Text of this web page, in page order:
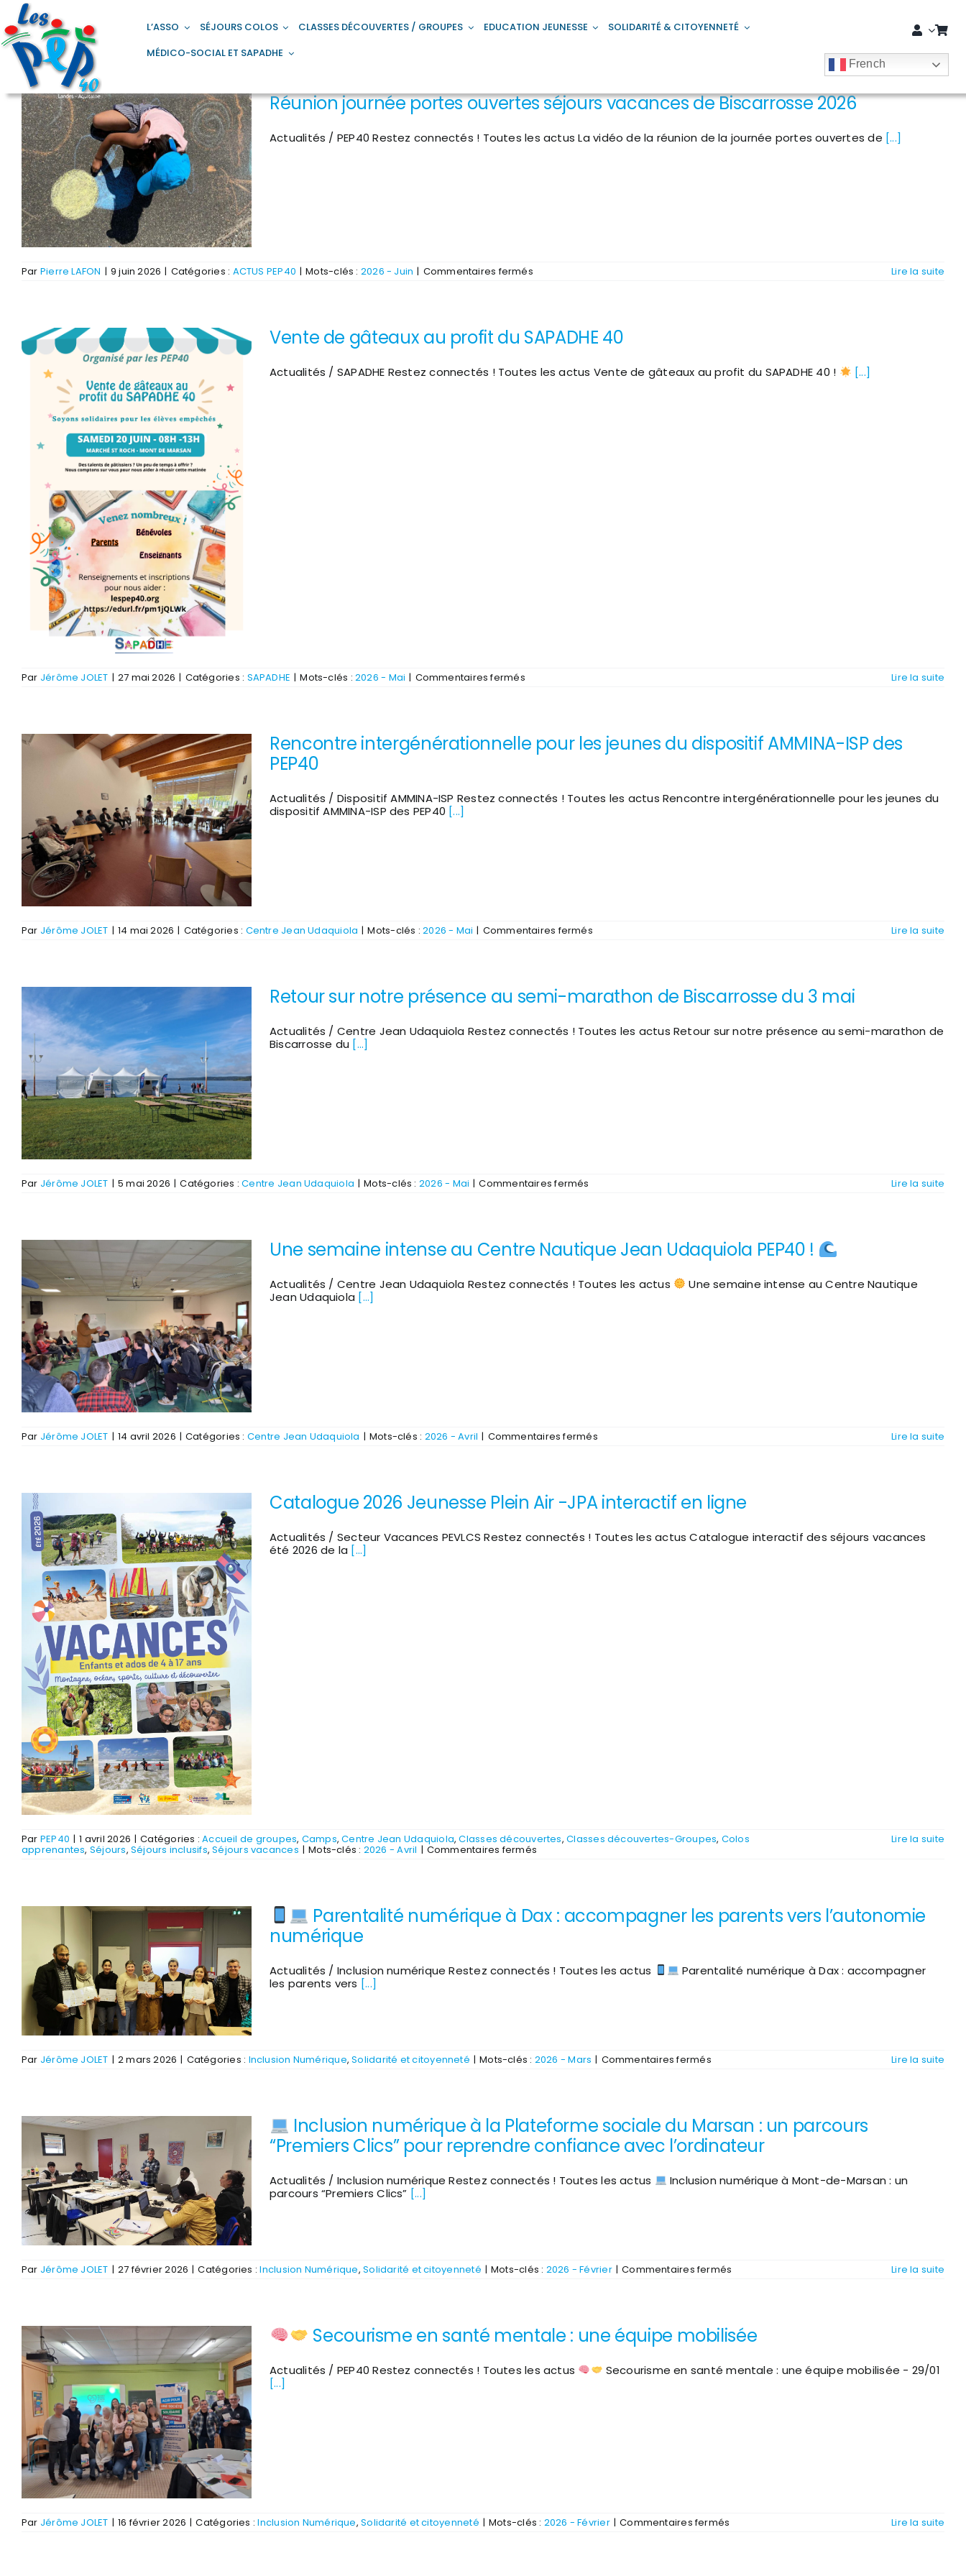
principal
Passer
contenu
L’ASSO SÉJOURS COLOS CLASSES DÉCOUVERTES / GROUPES EDUCATION JEUNESSE
SOLIDARITÉ & CITOYENNETÉ
MÉDICO-SOCIAL ET SAPADHE
French
Réunion journée portes ouvertes séjours vacances de Biscarrosse 2026
Actualités / PEP40 Restez connectés ! Toutes les actus La vidéo de la réunion de la journée portes ouvertes de [...]
Par Pierre LAFON | 9 juin 2026 | Catégories : ACTUS PEP40 | Mots-clés : 2026 - Juin | Commentaires ferméssur
vacances
de
2026
Lire la suite
Vente de gâteaux au profit du SAPADHE 40
Actualités / SAPADHE Restez connectés ! Toutes les actus Vente de gâteaux au profit du SAPADHE 40 ! [...]
Par Jérôme JOLET | 27 mai 2026 | Catégories : SAPADHE | Mots-clés :2026 - Mai | Commentaires ferméssur
du
SAPADHE
Lire la suite
Rencontre intergénérationnelle pour les jeunes du dispositif AMMINA-ISP des
PEP40
Actualités / Dispositif AMMINA-ISP Restez connectés ! Toutes les actus Rencontre intergénérationnelle pour les jeunes du
dispositif AMMINA-ISP des PEP40 [...]
Par Jérôme JOLET | 14 mai 2026 | Catégories : Centre Jean Udaquiola | Mots-clés :2026 - Mai | Commentaires ferméssur
du
dispositif
ISP
des
Lire la suite
Retour sur notre présence au semi-marathon de Biscarrosse du 3 mai
Actualités / Centre Jean Udaquiola Restez connectés ! Toutes les actus Retour sur notre présence au semi-marathon de
Biscarrosse du [...]
Par Jérôme JOLET | 5 mai 2026 | Catégories :Centre Jean Udaquiola | Mots-clés : 2026 - Mai | Commentaires fermés
semi-
marathon
Biscarrosse
du
Lire la suite
Une semaine intense au Centre Nautique Jean Udaquiola PEP40 !
Actualités / Centre Jean Udaquiola Restez connectés ! Toutes les actus
Une semaine intense au Centre Nautique
Jean Udaquiola [...]
Par Jérôme JOLET | 14 avril 2026 | Catégories : Centre Jean Udaquiola | Mots-clés : 2026 - Avril | Commentaires ferméssur
Nautique
Jean
PEP40
!
Lire la suite
Catalogue 2026 Jeunesse Plein Air -JPA interactif en ligne
Actualités / Secteur Vacances PEVLCS Restez connectés ! Toutes les actus Catalogue interactif des séjours vacances
été 2026 de la [...]
Par PEP40 | 1 avril 2026 | Catégories :Accueil de groupes, Camps,Centre Jean Udaquiola,Classes découvertes,Classes découvertes-Groupes, Colos
apprenantes, Séjours, Séjours inclusifs,Séjours vacances | Mots-clés : 2026 - Avril | Commentaires fermés
-
JPA
Lire la suite
Parentalité numérique à Dax : accompagner les parents vers l’autonomie
numérique
Actualités / Inclusion numérique Restez connectés ! Toutes les actus
Parentalité numérique à Dax : accompagner
les parents vers [...]
Par Jérôme JOLET | 2 mars 2026 | Catégories : Inclusion Numérique,Solidarité et citoyenneté | Mots-clés : 2026 - Mars | Commentaires ferméssur
Dax
:
accompagner
les
vers
l’autonomie
Lire la suite
Inclusion numérique à la Plateforme sociale du Marsan : un parcours
“Premiers Clics” pour reprendre confiance avec l’ordinateur
Actualités / Inclusion numérique Restez connectés ! Toutes les actus
Inclusion numérique à Mont-de-Marsan : un
parcours “Premiers Clics” [...]
Par Jérôme JOLET | 27 février 2026 | Catégories :Inclusion Numérique,Solidarité et citoyenneté | Mots-clés : 2026 - Février | Commentaires fermés
Plateforme
sociale
Marsan
:
Lire la suite
Secourisme en santé mentale : une équipe mobilisée
Actualités / PEP40 Restez connectés ! Toutes les actus
Secourisme en santé mentale : une équipe mobilisée - 29/01
[...]
Par Jérôme JOLET | 16 février 2026 | Catégories :Inclusion Numérique,Solidarité et citoyenneté | Mots-clés : 2026 - Février | Commentaires fermés Lire la suite